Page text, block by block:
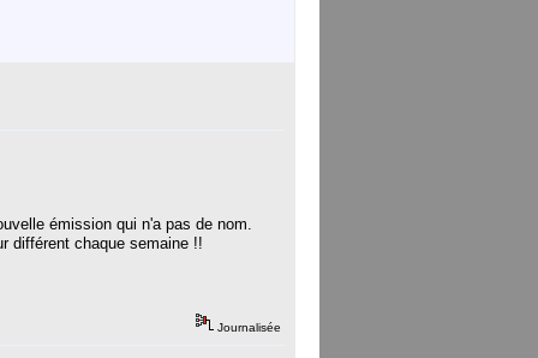
émission qui n'a pas de nom.
différent chaque semaine !!
Journalisée